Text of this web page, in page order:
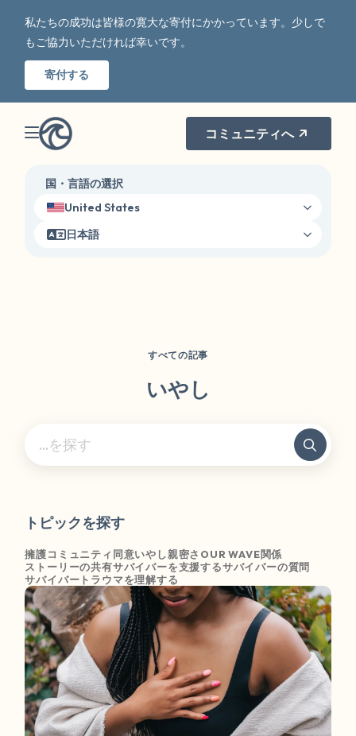
私たちの成功は皆様の寛大な寄付にかかっています。少しで
もご協力いただければ幸いです。
寄付する
コミュニティへ
国・言語の選択
United States
日本語
すべての記事
いやし
トピックを探す
擁護コミュニティ 同意いやし親密さ OUR WAVE関係
ストーリーの共有サバイバーを支援するサバイバーの質問
サバイバー トラウマを理解する